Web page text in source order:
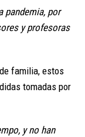
pandemia, por
y profesoras
familia, estos
tomadas por
y no han